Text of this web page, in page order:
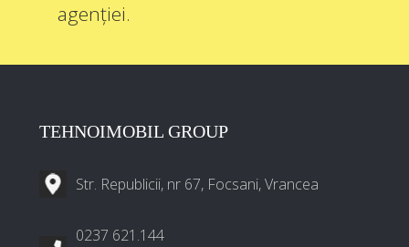
agenției.
TEHNOIMOBIL GROUP
Str. Republicii, nr 67, Focsani, Vrancea
0237 621.144